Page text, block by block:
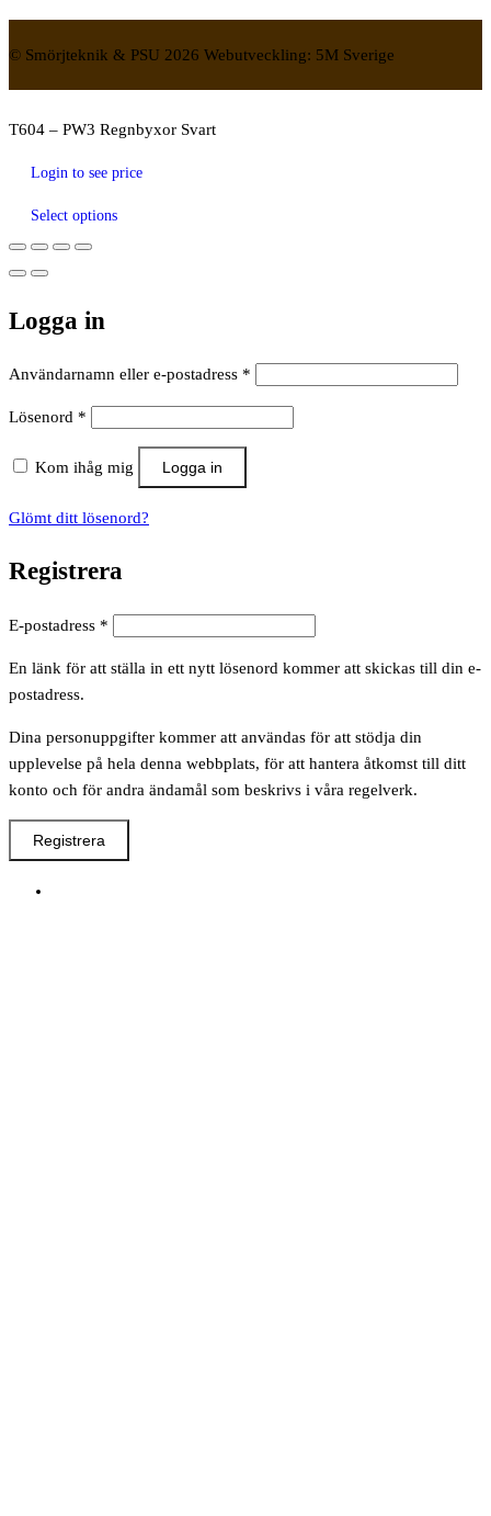
© Smörjteknik & PSU 2026 Webutveckling: 5M Sverige
T604 – PW3 Regnbyxor Svart
Login to see price
Select options
Logga in
Användarnamn eller e-postadress *
Lösenord *
Kom ihåg mig Logga in
Glömt ditt lösenord?
Registrera
E-postadress *
En länk för att ställa in ett nytt lösenord kommer att skickas till din e-
postadress.
Dina personuppgifter kommer att användas för att stödja din
upplevelse på hela denna webbplats, för att hantera åtkomst till ditt
konto och för andra ändamål som beskrivs i våra regelverk.
Registrera